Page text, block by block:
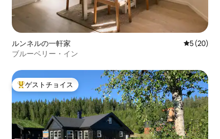
ルンネルの一軒家 レビュー
5 (20)
ブルーベリー・イン
大好評のゲストチョイスです。
ゲストチョイス